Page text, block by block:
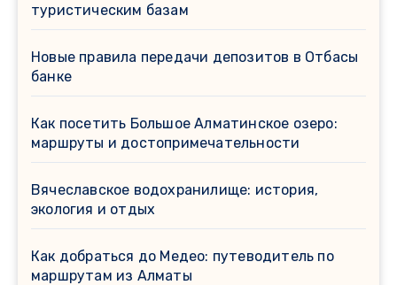
туристическим базам
Новые правила передачи депозитов в Отбасы
банке
Как посетить Большое Алматинское озеро:
маршруты и достопримечательности
Вячеславское водохранилище: история,
экология и отдых
Как добраться до Медео: путеводитель по
маршрутам из Алматы